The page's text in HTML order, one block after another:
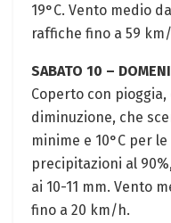
19°C. Vento medio
raffiche fino a 59
SABATO 10 –
Coperto con
diminuzione, che
minime e 10°C per
precipitazioni al
ai 10-11 mm. Vento
fino a 20 km/h.